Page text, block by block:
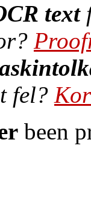
text
fel?
been